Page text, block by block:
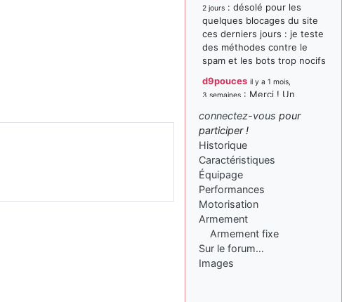
2 jours : désolé pour les
quelques blocages du site
ces derniers jours : je teste
des méthodes contre le
spam et les bots trop nocifs
d9pouces il y a 1 mois,
3 semaines : Merci ! Un
paxwax il y a 1 mois, 3 semaines
Super, la nouvelle bannière
d9pouces il y a 2 mois,
1 semaine: je suis un
avion@,._,+ > lesquels ? je
ne suis pas sûr de
comprendre
d9pouces il y a 2 mois,
1 semaine: ouakamois > si tu
parles du sujet sur l'Armée
connectez-vous pour
participer !
Historique
Caractéristiques
Équipage
Performances
Motorisation
Armement
Armement fixe
Sur le forum…
Images